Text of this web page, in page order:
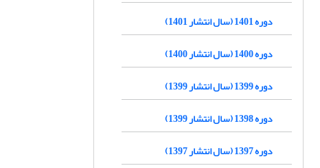
دوره 1401 (سال انتشار 1401)
دوره 1400 (سال انتشار 1400)
دوره 1399 (سال انتشار 1399)
دوره 1398 (سال انتشار 1399)
دوره 1397 (سال انتشار 1397)